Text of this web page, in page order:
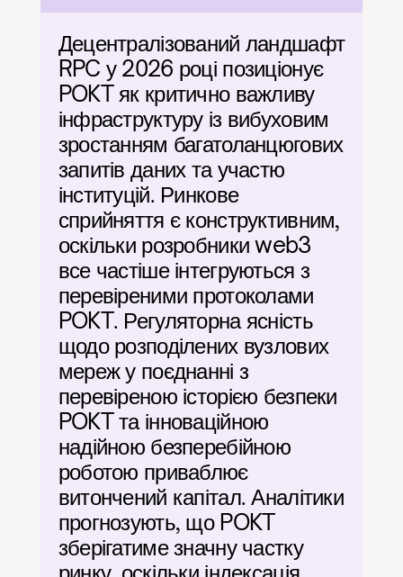
Децентралізований ландшафт
RPC у 2026 році позиціонує
POKT як критично важливу
інфраструктуру із вибуховим
зростанням багатоланцюгових
запитів даних та участю
інституцій. Ринкове
сприйняття є конструктивним,
оскільки розробники web3
все частіше інтегруються з
перевіреними протоколами
POKT. Регуляторна ясність
щодо розподілених вузлових
мереж у поєднанні з
перевіреною історією безпеки
POKT та інноваційною
надійною безперебійною
роботою приваблює
витончений капітал. Аналітики
прогнозують, що POKT
зберігатиме значну частку